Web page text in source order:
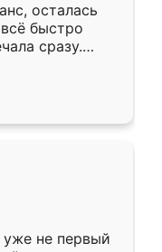
осталась
быстро
сразу.
подошёл к
Собрали
даже
не первый